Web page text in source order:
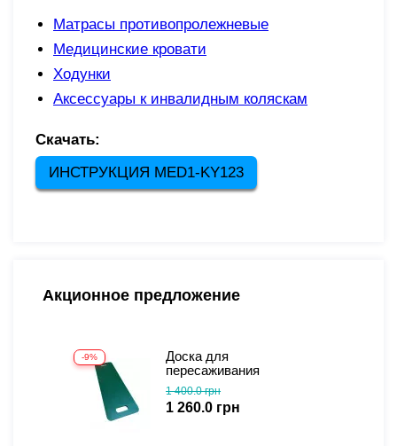
Матрасы противопролежневые
Медицинские кровати
Ходунки
Аксессуары к инвалидным коляскам
Скачать:
ИНСТРУКЦИЯ MED1-KY123
Акционное предложение
-9%
Доска для
пересаживания
1 400.0 грн
1 260.0 грн